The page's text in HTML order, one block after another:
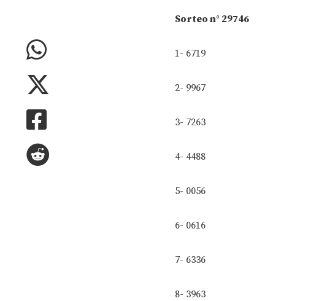
Sorteo n° 29746
1- 6719
2- 9967
3- 7263
4- 4488
5- 0056
6- 0616
7- 6336
8- 3963